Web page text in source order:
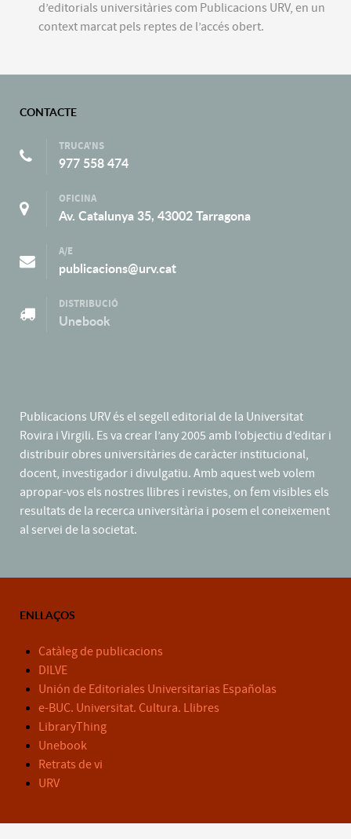
d’editorials universitàries com Publicacions URV, en un
context marcat pels reptes de l’accés obert.
CONTACTE
TRUCA'NS
977 558 474
OFICINA
Av. Catalunya 35, 43002 Tarragona
A/E
publicacions@urv.cat
DISTRIBUCIÓ
Unebook
Publicacions URV és el segell editorial de la Universitat
Rovira i Virgili. Es va crear l’any 2005 amb l’objectiu d’editar i
distribuir obres universitàries de caràcter institucional,
docent, investigador i divulgatiu. Amb aquest web volem
apropar-vos els nostres llibres i revistes, on fem visibles els
resultats de la recerca universitària i posem el coneixement
al servei de la societat.
ENLLAÇOS
Catàleg de publicacions
DILVE
Unión de Editoriales Universitarias Españolas
e-BUC. Universitat. Cultura. Llibres
LibraryThing
Unebook
Retrats de vi
URV